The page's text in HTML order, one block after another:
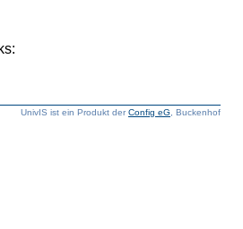
UnivIS ist ein Produkt derConfig eG , Buckenhof